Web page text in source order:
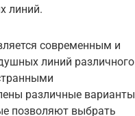
линий.
современным и
линий различного
различные варианты
позволяют выбрать